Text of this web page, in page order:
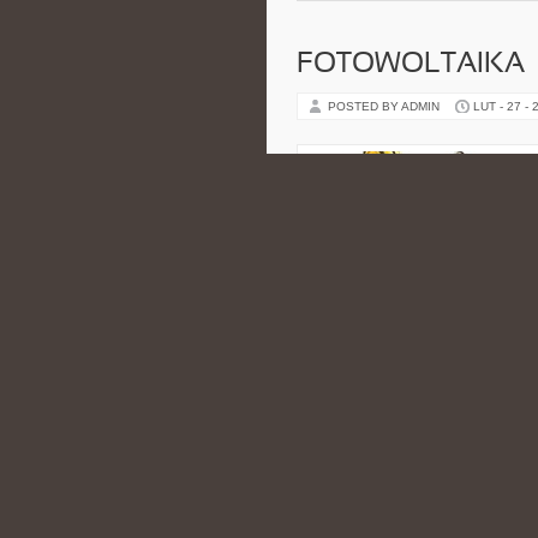
FOTOWOLTAIKA
POSTED BY ADMIN LUT - 27 -